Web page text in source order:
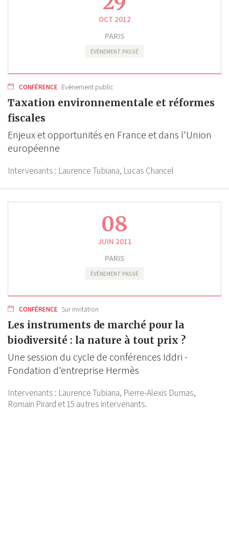
OCT 2012
PARIS
ÉVÈNEMENT PASSÉ
CONFÉRENCE Evènement public
Taxation environnementale et réformes
fiscales
Enjeux et opportunités en France et dans l'Union
européenne
Intervenants : Laurence Tubiana, Lucas Chancel
08
JUIN 2011
PARIS
ÉVÈNEMENT PASSÉ
CONFÉRENCE Sur invitation
Les instruments de marché pour la
biodiversité : la nature à tout prix ?
Une session du cycle de conférences Iddri -
Fondation d'entreprise Hermès
Intervenants : Laurence Tubiana, Pierre-Alexis Dumas,
Romain Pirard et 15 autres intervenants.